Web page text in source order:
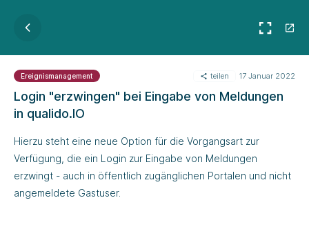
Ereignismanagement teilen 17 Januar 2022
Login "erzwingen" bei Eingabe von Meldungen
in qualido.IO
Hierzu steht eine neue Option für die Vorgangsart zur
Verfügung, die ein Login zur Eingabe von Meldungen
erzwingt - auch in öffentlich zugänglichen Portalen und nicht
angemeldete Gastuser.